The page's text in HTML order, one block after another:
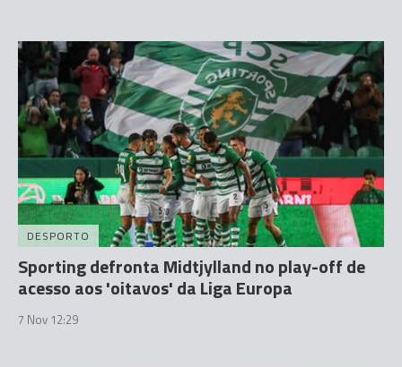
DESPORTO
Sporting defronta Midtjylland no play-off de
acesso aos 'oitavos' da Liga Europa
7 Nov 12:29